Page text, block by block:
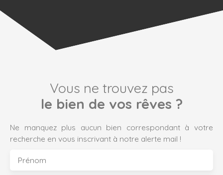
Vous ne trouvez pas
le bien de vos rêves ?
Ne manquez plus aucun bien correspondant à votre
recherche en vous inscrivant à notre alerte mail !
Prénom